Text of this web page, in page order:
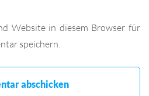
Website in diesem Browser für
speichern.